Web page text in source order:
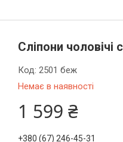
Сліпони чоловічі
Немає в наявності
Код:2501 беж
1 599 ₴
+380 (67) 246-45-31